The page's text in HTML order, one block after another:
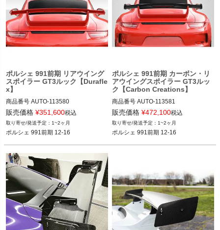
ポルシェ 991前期 リアウイング
スポイラー GT3ルック【Durafle
x】
商品番号 AUTO-113580
ポルシェ 991前期 12-16
販売価格 ¥351,600税込
1~2ヶ月
ポルシェ 991前期 12-16
ポルシェ 991前期 カーボン・リ
アウイングスポイラー GT3ルッ
ク【Carbon Creations】
商品番号 AUTO-113581
12VIVID：113581
ポルシェ 991前期 12-16
販売価格 ¥472,100税込
1~2ヶ月
ポルシェ 991前期 12-16